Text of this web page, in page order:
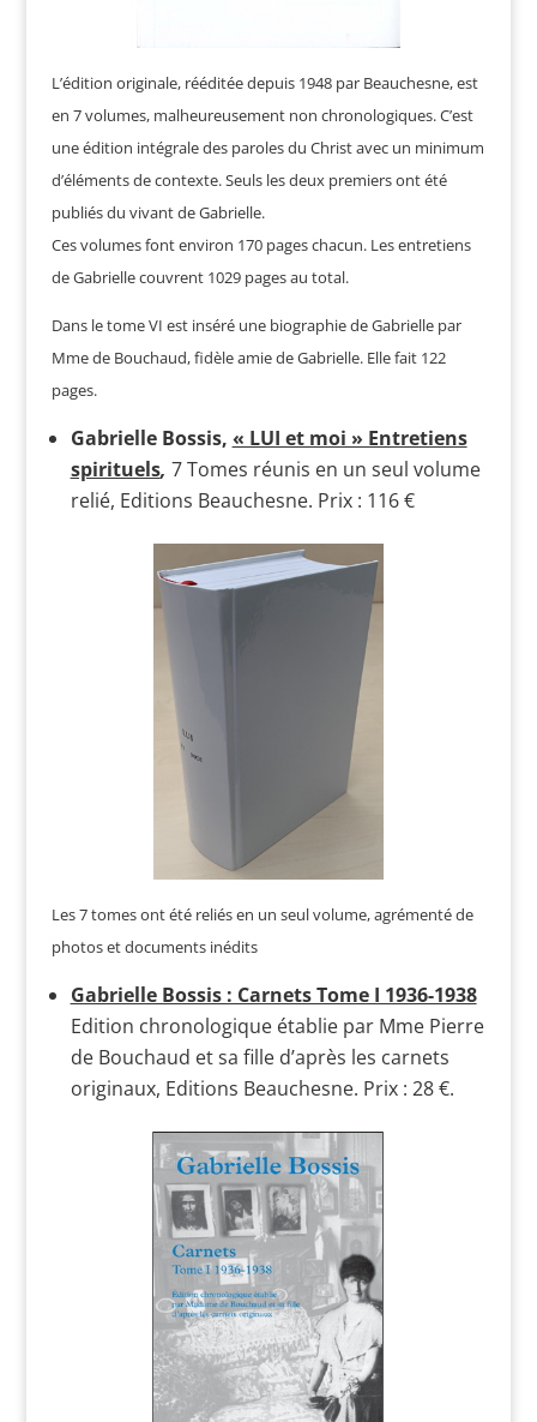
L’édition originale, rééditée depuis 1948 par Beauchesne, est
en 7 volumes, malheureusement non chronologiques. C’est
une édition intégrale des paroles du Christ avec un minimum
d’éléments de contexte. Seuls les deux premiers ont été
publiés du vivant de Gabrielle.
Ces volumes font environ 170 pages chacun. Les entretiens
de Gabrielle couvrent 1029 pages au total.
Dans le tome VI est inséré une biographie de Gabrielle par
Mme de Bouchaud, fidèle amie de Gabrielle. Elle fait 122
pages.
Gabrielle Bossis, « LUI et moi » Entretiens
spirituels, 7 Tomes réunis en un seul volume
relié, Editions Beauchesne. Prix : 116 €
Les 7 tomes ont été reliés en un seul volume, agrémenté de
photos et documents inédits
Gabrielle Bossis : Carnets Tome I 1936-1938
Edition chronologique établie par Mme Pierre
de Bouchaud et sa fille d’après les carnets
originaux, Editions Beauchesne. Prix : 28 €.